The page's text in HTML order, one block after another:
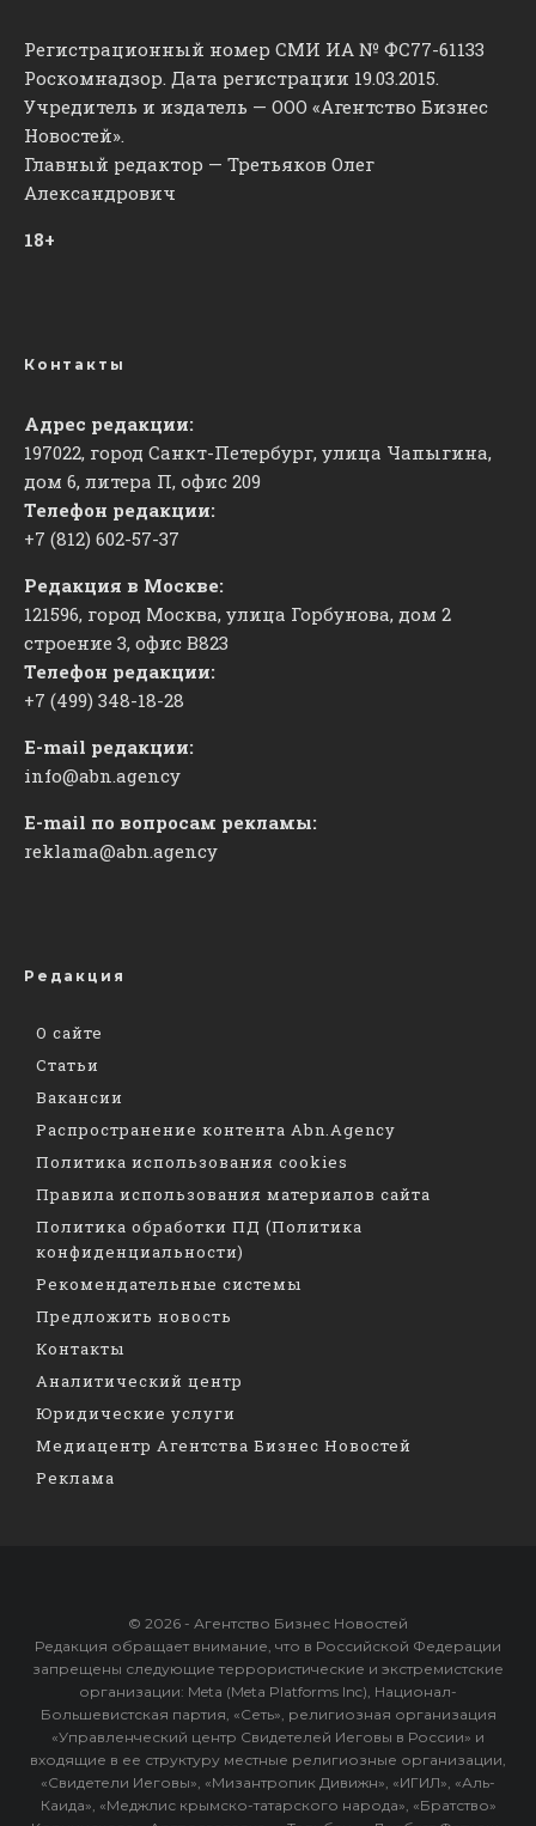
Регистрационный номер СМИ ИА № ФС77-61133
Роскомнадзор. Дата регистрации 19.03.2015.
Учредитель и издатель — ООО «Агентство Бизнес
Новостей».
Главный редактор — Третьяков Олег
Александрович
18+
Контакты
Адрес редакции:
197022, город Санкт-Петербург, улица Чапыгина,
дом 6, литера П, офис 209
Телефон редакции:
+7 (812) 602-57-37
Редакция в Москве:
121596, город Москва, улица Горбунова, дом 2
строение 3, офис ​В823
Телефон редакции:
+7 (499) 348-18-28
E-mail редакции:
info@abn.agency
E-mail по вопросам рекламы:
reklama@abn.agency
Редакция
О сайте
Статьи
Вакансии
Распространение контента Abn.Agency
Политика использования cookies
Правила использования материалов сайта
Политика обработки ПД (Политика
конфиденциальности)
Рекомендательные системы
Предложить новость
Контакты
Аналитический центр
Юридические услуги
Медиацентр Агентства Бизнес Новостей
Реклама
© 2026 - Агентство Бизнес Новостей
Редакция обращает внимание, что в Российской Федерации
запрещены следующие террористические и экстремистские
организации: Meta (Meta Platforms Inc), Национал-
Большевистская партия, «Сеть», религиозная организация
«Управленческий центр Свидетелей Иеговы в России» и
входящие в ее структуру местные религиозные организации,
«Свидетели Иеговы», «Мизантропик Дивижн», «ИГИЛ», «Аль-
Каида», «Меджлис крымско-татарского народа», «Братство»